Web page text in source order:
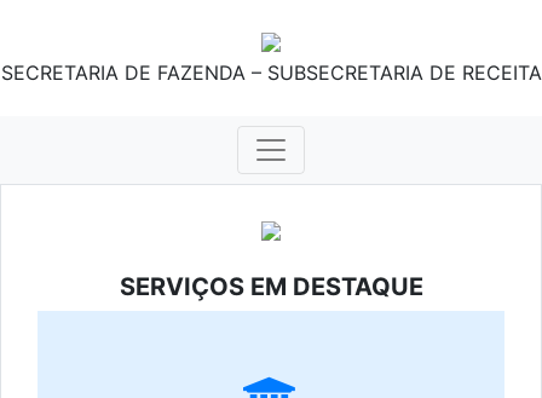
SECRETARIA DE FAZENDA – SUBSECRETARIA DE RECEITA
SERVIÇOS EM DESTAQUE